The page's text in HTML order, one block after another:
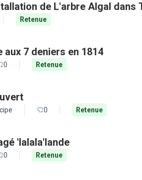
de L'arbre Algal dans
Retenue
7 deniers en 1814
0 Retenue
0 Retenue
'lalala'lande
0 Retenue